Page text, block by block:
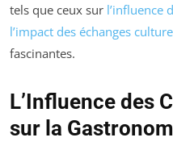
tels que ceux sur l’influence
l’impact des échanges
fascinantes.
L’Influence des
sur la